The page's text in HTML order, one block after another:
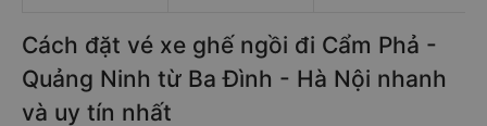
Cách đặt vé xe ghế ngồi đi Cẩm Phả -
Quảng Ninh từ Ba Đình - Hà Nội nhanh
và uy tín nhất